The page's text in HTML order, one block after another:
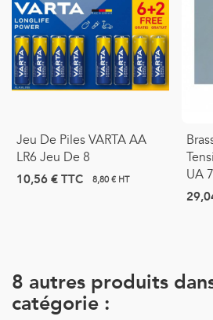
Jeu De Piles VARTA AA
LR6 Jeu De 8
10,56 €TTC 8,80 € HT
UA
8 autres produits
catégorie :